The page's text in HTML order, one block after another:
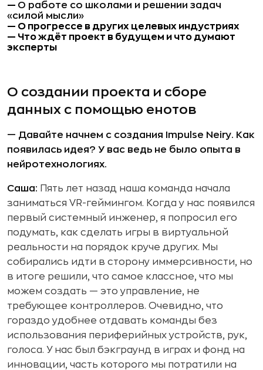
— О работе со школами и решении задач
«силой мысли»
— О прогрессе в других целевых индустриях
— Что ждёт проект в будущем и что думают
эксперты
О создании проекта и сборе
данных с помощью енотов
— Давайте начнем с создания Impulse Neiry. Как
появилась идея? У вас ведь не было опыта в
нейротехнологиях.
Саша: Пять лет назад наша команда начала
заниматься VR-геймингом. Когда у нас появился
первый системный инженер, я попросил его
подумать, как сделать игры в виртуальной
реальности на порядок круче других. Мы
собирались идти в сторону иммерсивности, но
в итоге решили, что самое классное, что мы
можем создать — это управление, не
требующее контроллеров. Очевидно, что
гораздо удобнее отдавать команды без
использования периферийных устройств, рук,
голоса. У нас был бэкграунд в играх и фонд на
инновации, часть которого мы потратили на